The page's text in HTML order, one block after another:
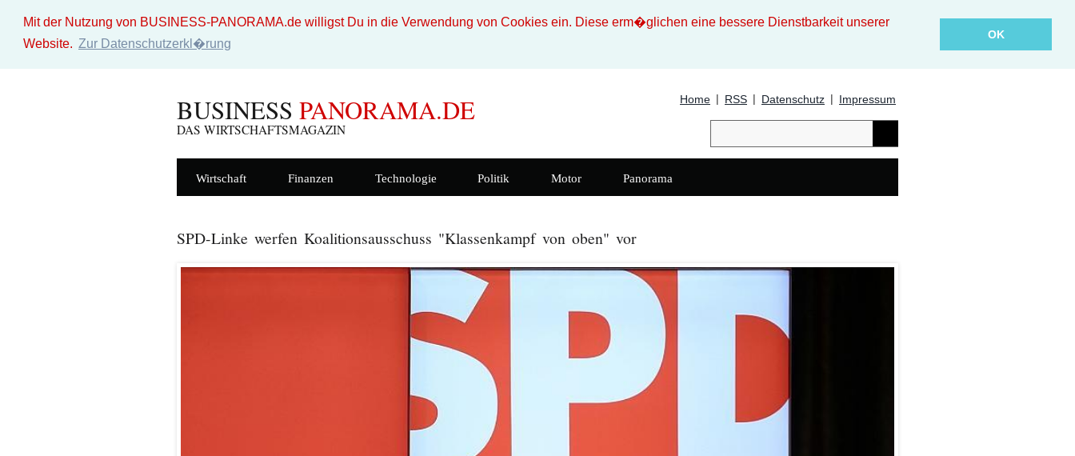
Mit der Nutzung von BUSINESS-PANORAMA.de willigst Du in die Verwendung von Cookies ein. Diese erm�glichen eine bessere Dienstbarkeit unserer
Website. Zur Datenschutzerkl�rung
OK
BUSINESS PANORAMA.DE
DAS WIRTSCHAFTSMAGAZIN
Home | RSS | Datenschutz | Impressum
Wirtschaft Finanzen Technologie Politik Motor Panorama
SPD-Linke werfen Koalitionsausschuss "Klassenkampf von oben" vor